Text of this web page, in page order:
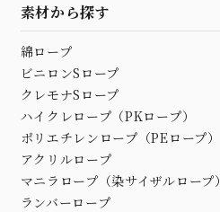
素材から探す
綿ロープ
ビニロンSロープ
クレモナSロープ
ハイクレロープ（PKロープ）
ポリエチレンロープ（PEロープ）
アクリルロープ
マニラロープ（染サイザルロープ）
ランバーロープ